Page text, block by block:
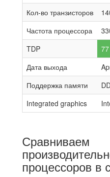
Кол-во транзисторов
Частота процессора
TDP
Дата выхода
Поддержка памяти
Integrated graphics
Сравниваем
процессоров в